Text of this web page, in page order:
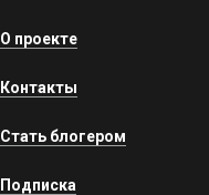
О проекте
Контакты
Стать блогером
Подписка